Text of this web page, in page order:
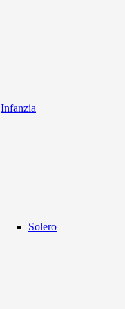
Infanzia
Solero